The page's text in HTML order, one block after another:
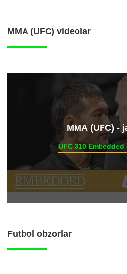
MMA (UFC) videolar
ММА (UFC) -
UFC 310 Embedded
Futbol obzorlar